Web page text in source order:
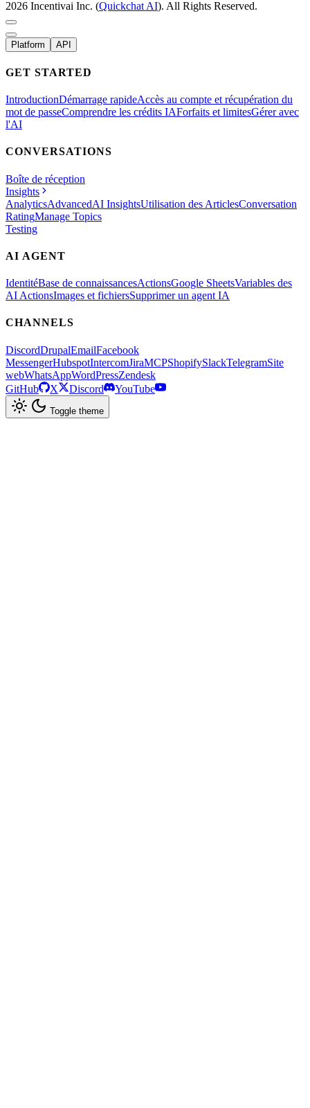
2026 Incentivai Inc. (Quickchat AI). All Rights Reserved.
Platform API
GET STARTED
IntroductionDémarrage rapideAccès au compte et récupération du
mot de passeComprendre les crédits IAForfaits et limitesGérer avec
l'AI
CONVERSATIONS
Boîte de réception
Insights
AnalyticsAdvancedAI InsightsUtilisation des ArticlesConversation
RatingManage Topics
Testing
AI AGENT
IdentitéBase de connaissancesActionsGoogle SheetsVariables des
AI ActionsImages et fichiersSupprimer un agent IA
CHANNELS
DiscordDrupalEmailFacebook
MessengerHubspotIntercomJiraMCPShopifySlackTelegramSite
webWhatsAppWordPressZendesk
GitHub
X Discord YouTube
Toggle theme